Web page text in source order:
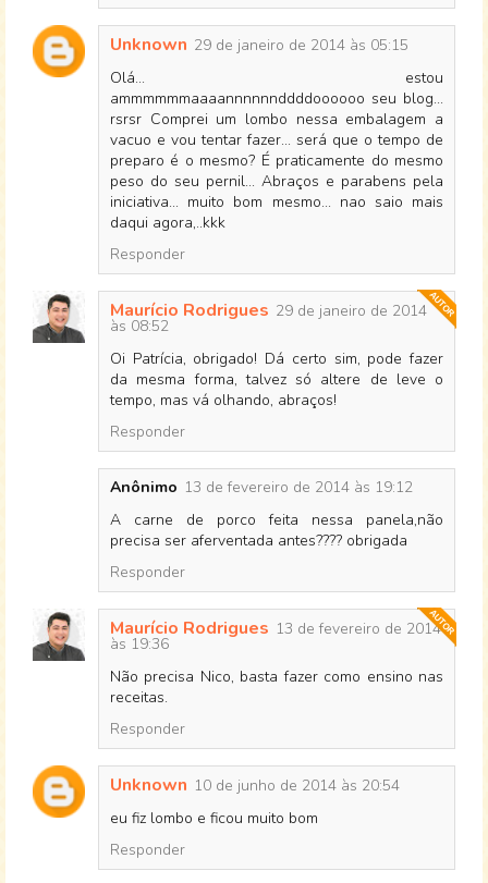
Unknown 29 de janeiro de 2014 às 05:15
Olá... estou
ammmmmmaaaannnnnnddddoooooo seu blog...
rsrsr Comprei um lombo nessa embalagem a
vacuo e vou tentar fazer... será que o tempo de
preparo é o mesmo? É praticamente do mesmo
peso do seu pernil... Abraços e parabens pela
iniciativa... muito bom mesmo... nao saio mais
daqui agora,..kkk
Responder
Maurício Rodrigues 29 de janeiro de 2014
às 08:52
Oi Patrícia, obrigado! Dá certo sim, pode fazer
da mesma forma, talvez só altere de leve o
tempo, mas vá olhando, abraços!
Responder
Anônimo 13 de fevereiro de 2014 às 19:12
A carne de porco feita nessa panela,não
precisa ser aferventada antes???? obrigada
Responder
Maurício Rodrigues 13 de fevereiro de 2014
às 19:36
Não precisa Nico, basta fazer como ensino nas
receitas.
Responder
Unknown 10 de junho de 2014 às 20:54
eu fiz lombo e ficou muito bom
Responder